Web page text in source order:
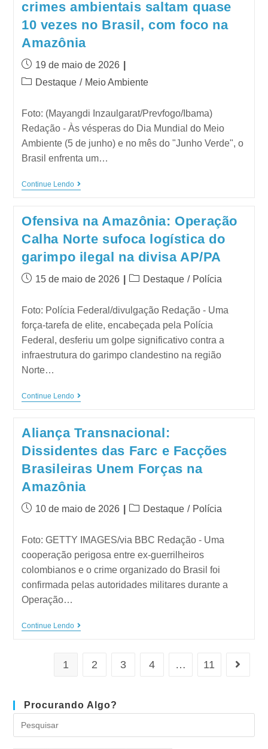
crimes ambientais saltam quase
10 vezes no Brasil, com foco na
Amazônia
19 de maio de 2026
Destaque / Meio Ambiente
Foto: (Mayangdi Inzaulgarat/Prevfogo/Ibama)
Redação - Às vésperas do Dia Mundial do Meio
Ambiente (5 de junho) e no mês do "Junho Verde", o
Brasil enfrenta um…
Continue Lendo
Ofensiva na Amazônia: Operação
Calha Norte sufoca logística do
garimpo ilegal na divisa AP/PA
15 de maio de 2026 Destaque / Polícia
Foto: Polícia Federal/divulgação Redação - Uma
força-tarefa de elite, encabeçada pela Polícia
Federal, desferiu um golpe significativo contra a
infraestrutura do garimpo clandestino na região
Norte…
Continue Lendo
Aliança Transnacional:
Dissidentes das Farc e Facções
Brasileiras Unem Forças na
Amazônia
10 de maio de 2026 Destaque / Polícia
Foto: GETTY IMAGES/via BBC Redação - Uma
cooperação perigosa entre ex-guerrilheiros
colombianos e o crime organizado do Brasil foi
confirmada pelas autoridades militares durante a
Operação…
Continue Lendo
1 2 3 4 … 11
Procurando Algo?